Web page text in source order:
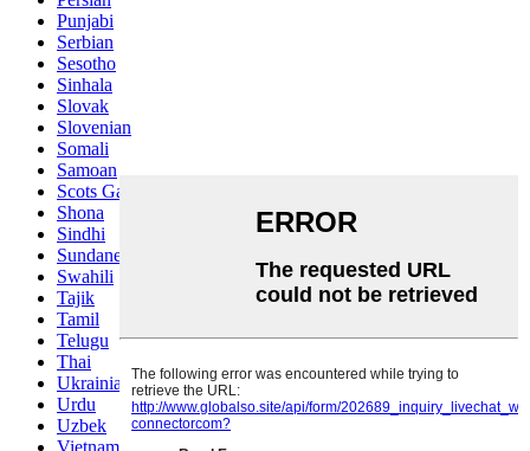
Punjabi
Serbian
Sesotho
Sinhala
Slovak
Slovenian
Somali
Samoan
Scots Gaelic
Shona
Sindhi
Sundanese
Swahili
Tajik
Tamil
Telugu
Thai
Ukrainian
Urdu
Uzbek